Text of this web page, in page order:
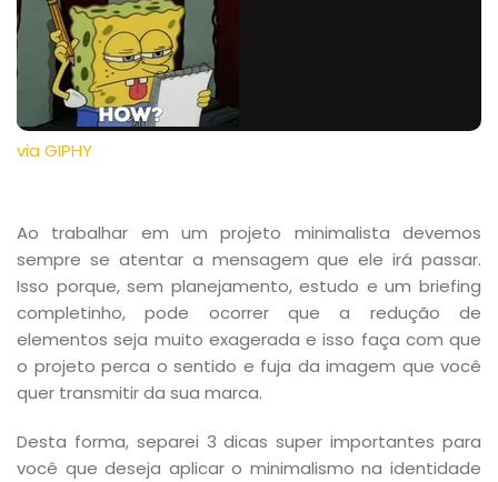
via GIPHY
Ao trabalhar em um projeto minimalista devemos
sempre se atentar a mensagem que ele irá passar.
Isso porque, sem planejamento, estudo e um briefing
completinho, pode ocorrer que a redução de
elementos seja muito exagerada e isso faça com que
o projeto perca o sentido e fuja da imagem que você
quer transmitir da sua marca.
Desta forma, separei 3 dicas super importantes para
você que deseja aplicar o minimalismo na identidade